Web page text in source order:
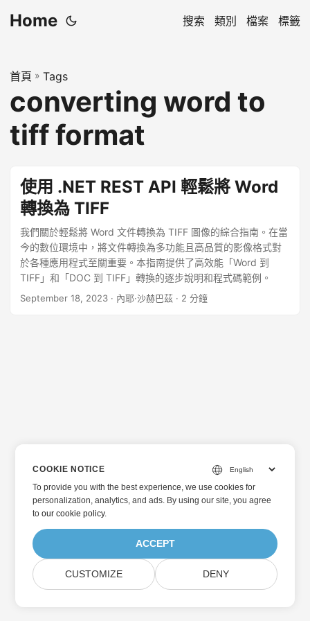
Home 搜索 類別 檔案 標籤
首頁 » Tags
converting word to
tiff format
使用 .NET REST API 輕鬆將 Word
轉換為 TIFF
我們關於輕鬆將 Word 文件轉換為 TIFF 圖像的綜合指南。在當
今的數位環境中，將文件轉換為多功能且高品質的影像格式對
於各種應用程式至關重要。本指南提供了高效能「Word 到
TIFF」和「DOC 到 TIFF」轉換的逐步說明和程式碼範例。
September 18, 2023 · 內耶·沙赫巴茲 · 2 分鐘
COOKIE NOTICE
To provide you with the best experience, we use cookies for
personalization, analytics, and ads. By using our site, you agree
toour cookie policy.
ACCEPT
CUSTOMIZE DENY